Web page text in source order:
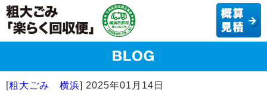
[粗大ごみ 横浜] 2025年01月14日